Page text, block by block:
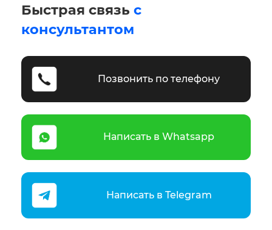
Быстрая связь с
консультантом
Позвонить по телефону
Написать в Whatsapp
Написать в Telegram